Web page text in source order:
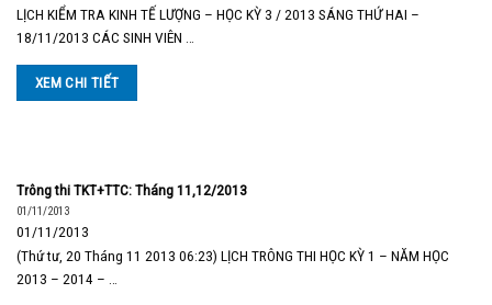
LỊCH KIỂM TRA KINH TẾ LƯỢNG – HỌC KỲ 3 / 2013 SÁNG THỨ HAI –
18/11/2013 CÁC SINH VIÊN …
XEM CHI TIẾT
Trông thi TKT+TTC: Tháng 11,12/2013
01/11/2013
01/11/2013
(Thứ tư, 20 Tháng 11 2013 06:23) LỊCH TRÔNG THI HỌC KỲ 1 – NĂM HỌC
2013 – 2014 – …